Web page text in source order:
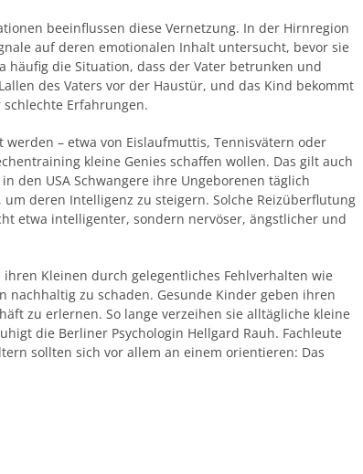
beeinflussen diese Vernetzung. In der Hirnregion
auf deren emotionalen Inhalt untersucht, bevor sie
die Situation, dass der Vater betrunken und
des Vaters vor der Haustür, und das Kind bekommt
Erfahrungen.
– etwa von Eislaufmuttis, Tennisvätern oder
kleine Genies schaffen wollen. Das gilt auch
den USA Schwangere ihre Ungeborenen täglich
deren Intelligenz zu steigern. Solche Reizüberflutung
etwa intelligenter, sondern nervöser, ängstlicher und
Kleinen durch gelegentliches Fehlverhalten wie
zu schaden. Gesunde Kinder geben ihren
zu erlernen. So lange ver­zeihen sie alltägliche kleine
die Berliner Psychologin Hellgard Rauh. Fachleute
sollten sich vor allem an einem orientieren: Das